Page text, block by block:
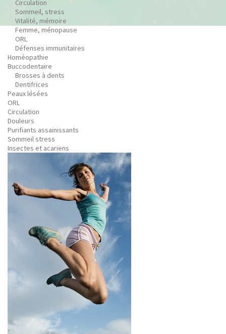
Circulation
Sommeil, stress
Vitalité, mémoire
Femme, ménopause
ORL
Défenses immunitaires
Homéopathie
Buccodentaire
Brosses à dents
Dentifrices
Peaux lésées
ORL
Circulation
Douleurs
Purifiants assainissants
Sommeil stress
Insectes et acariens